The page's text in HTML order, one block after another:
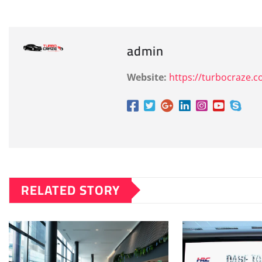
admin
Website: https://
RELATED STORY